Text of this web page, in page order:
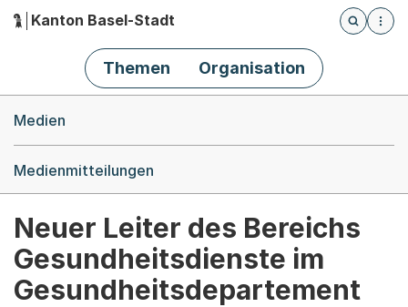
Hauptnavigation
Kanton Basel-Stadt
Öffnet
Themen Organisation
Medien
Medienmitteilungen
Neuer Leiter des Bereichs
Gesundheitsdienste im
Gesundheitsdepartement